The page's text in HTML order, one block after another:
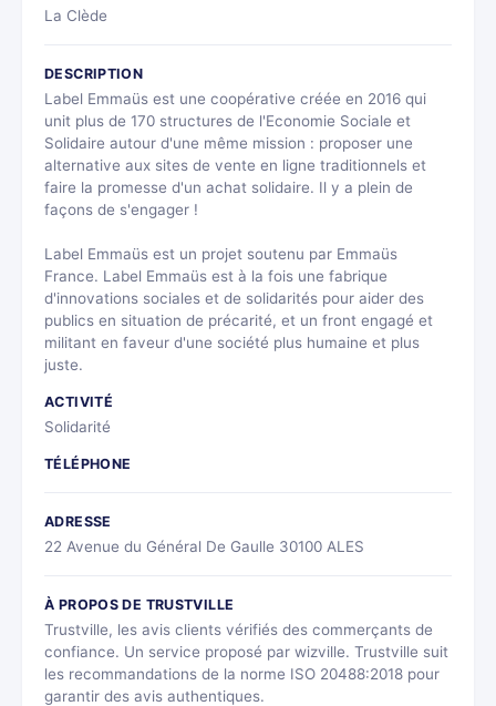
La Clède
DESCRIPTION
Label Emmaüs est une coopérative créée en 2016 qui
unit plus de 170 structures de l'Economie Sociale et
Solidaire autour d'une même mission : proposer une
alternative aux sites de vente en ligne traditionnels et
faire la promesse d'un achat solidaire. Il y a plein de
façons de s'engager !
Label Emmaüs est un projet soutenu par Emmaüs
France. Label Emmaüs est à la fois une fabrique
d'innovations sociales et de solidarités pour aider des
publics en situation de précarité, et un front engagé et
militant en faveur d'une société plus humaine et plus
juste.
ACTIVITÉ
Solidarité
TÉLÉPHONE
ADRESSE
22 Avenue du Général De Gaulle 30100 ALES
À PROPOS DE TRUSTVILLE
Trustville, les avis clients vérifiés des commerçants de
confiance. Un service proposé par wizville. Trustville suit
les recommandations de la norme ISO 20488:2018 pour
garantir des avis authentiques.